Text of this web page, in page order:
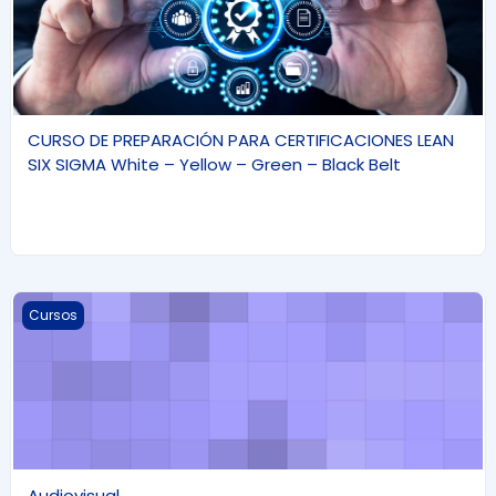
CURSO DE PREPARACIÓN PARA CERTIFICACIONES LEAN
SIX SIGMA White – Yellow – Green – Black Belt
Audiovisual
Cursos